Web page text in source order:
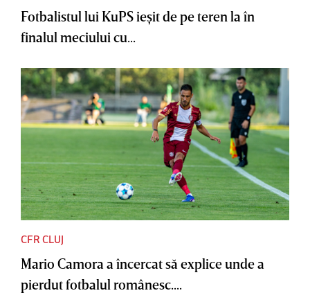
Fotbalistul lui KuPS ieşit de pe teren la în
finalul meciului cu...
CFR CLUJ
Mario Camora a încercat să explice unde a
pierdut fotbalul românesc....